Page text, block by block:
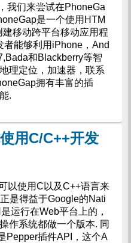
我们来尝试在PhoneGa
是一个使用HTM
移动跨平台移动应用程
者能够利用iPhone，And
和Blackberry等智
理定位，加速器，联系
拥有丰富的插
.
用C/C++开发
以使用C以及C++语言来
是得益于Google的Nati
运行在Web平台上的，
作系统都做一个版本. 同
Pepper插件API，这个A